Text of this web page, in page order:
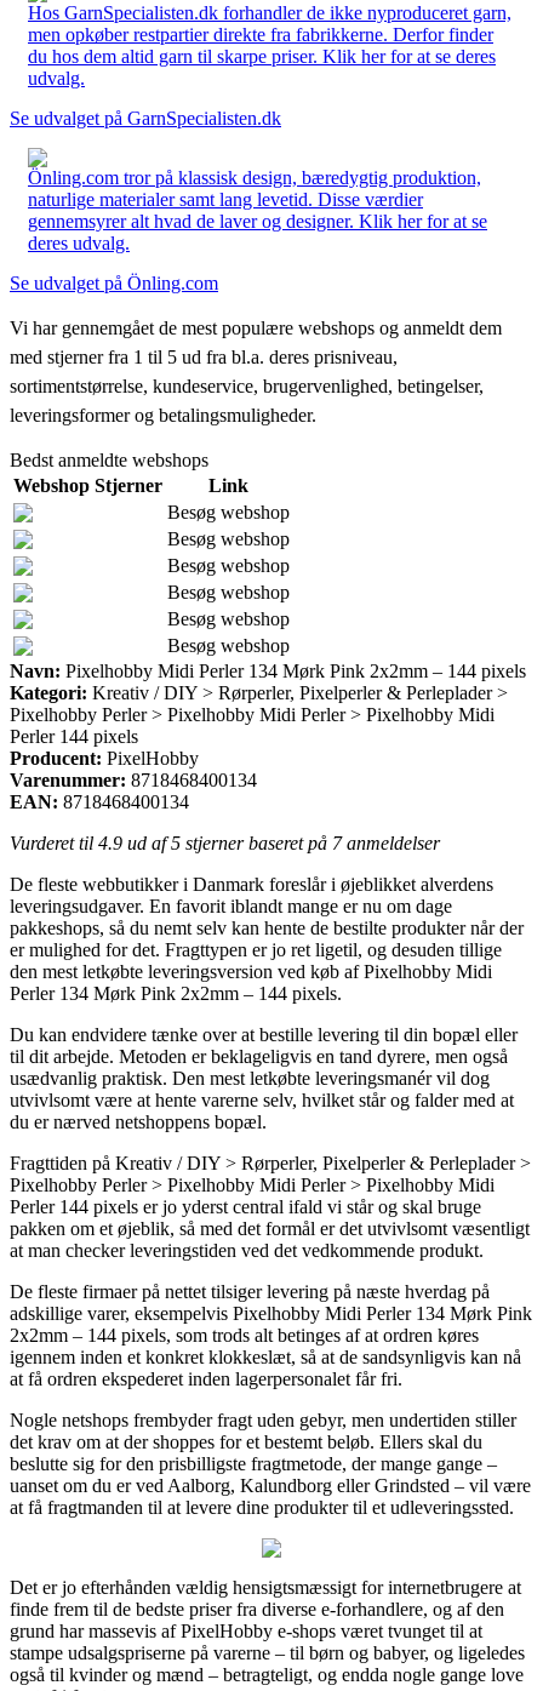
Hos GarnSpecialisten.dk forhandler de ikke nyproduceret garn,
men opkøber restpartier direkte fra fabrikkerne. Derfor finder
du hos dem altid garn til skarpe priser. Klik her for at se deres
udvalg.
Se udvalget på GarnSpecialisten.dk
Önling.com tror på klassisk design, bæredygtig produktion,
naturlige materialer samt lang levetid. Disse værdier
gennemsyrer alt hvad de laver og designer. Klik her for at se
deres udvalg.
Se udvalget på Önling.com
Vi har gennemgået de mest populære webshops og anmeldt dem
med stjerner fra 1 til 5 ud fra bl.a. deres prisniveau,
sortimentstørrelse, kundeservice, brugervenlighed, betingelser,
leveringsformer og betalingsmuligheder.
Bedst anmeldte webshops
Webshop Stjerner
Link
Besøg webshop
Besøg webshop
Besøg webshop
Besøg webshop
Besøg webshop
Besøg webshop
Navn: Pixelhobby Midi Perler 134 Mørk Pink 2x2mm – 144 pixels
Kategori: Kreativ / DIY > Rørperler, Pixelperler & Perleplader >
Pixelhobby Perler > Pixelhobby Midi Perler > Pixelhobby Midi
Perler 144 pixels
Producent: PixelHobby
Varenummer: 8718468400134
EAN: 8718468400134
Vurderet til 4.9 ud af 5 stjerner baseret på 7anmeldelser
De fleste webbutikker i Danmark foreslår i øjeblikket alverdens
leveringsudgaver. En favorit iblandt mange er nu om dage
pakkeshops, så du nemt selv kan hente de bestilte produkter når der
er mulighed for det. Fragttypen er jo ret ligetil, og desuden tillige
den mest letkøbte leveringsversion ved køb af Pixelhobby Midi
Perler 134 Mørk Pink 2x2mm – 144 pixels.
Du kan endvidere tænke over at bestille levering til din bopæl eller
til dit arbejde. Metoden er beklageligvis en tand dyrere, men også
usædvanlig praktisk. Den mest letkøbte leveringsmanér vil dog
utvivlsomt være at hente varerne selv, hvilket står og falder med at
du er nærved netshoppens bopæl.
Fragttiden på Kreativ / DIY > Rørperler, Pixelperler & Perleplader >
Pixelhobby Perler > Pixelhobby Midi Perler > Pixelhobby Midi
Perler 144 pixels er jo yderst central ifald vi står og skal bruge
pakken om et øjeblik, så med det formål er det utvivlsomt væsentligt
at man checker leveringstiden ved det vedkommende produkt.
De fleste firmaer på nettet tilsiger levering på næste hverdag på
adskillige varer, eksempelvis Pixelhobby Midi Perler 134 Mørk Pink
2x2mm – 144 pixels, som trods alt betinges af at ordren køres
igennem inden et konkret klokkeslæt, så at de sandsynligvis kan nå
at få ordren ekspederet inden lagerpersonalet får fri.
Nogle netshops frembyder fragt uden gebyr, men undertiden stiller
det krav om at der shoppes for et bestemt beløb. Ellers skal du
beslutte sig for den prisbilligste fragtmetode, der mange gange –
uanset om du er ved Aalborg, Kalundborg eller Grindsted – vil være
at få fragtmanden til at levere dine produkter til et udleveringssted.
Det er jo efterhånden vældig hensigtsmæssigt for internetbrugere at
finde frem til de bedste priser fra diverse e-forhandlere, og af den
grund har massevis af PixelHobby e-shops været tvunget til at
stampe udsalgspriserne på varerne – til børn og babyer, og ligeledes
også til kvinder og mænd – betragteligt, og endda nogle gange love